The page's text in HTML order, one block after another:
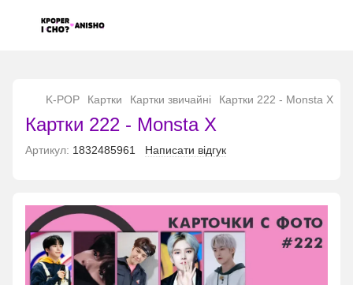
K-POP Картки Картки звичайні Картки 222 - Monsta X
Картки 222 - Monsta X
Артикул: 1832485961 Написати відгук